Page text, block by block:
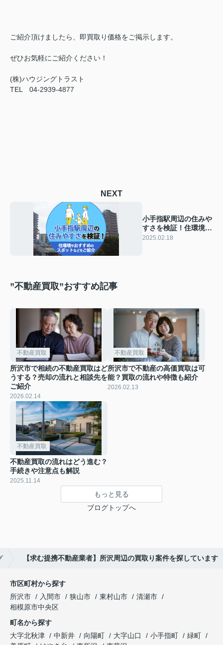
ご紹介頂けましたら、即買取り価格をご掲示します。
ぜひお気軽にご紹介ください！
(株)ハウジングトラスト
TEL 04-2939-4877
NEXT
小手指駅周辺の住みや
すさを検証！住環境や
おすすめのスポットな
2025.02.18
”不動産買取”おすすめ記事
不動産買取
所沢市で相続の不動産買取はど
うする？売却の流れと相談先を
ご紹介
2026.02.14
不動産買取
所沢市で不動産の高価買取は可
能？買取の流れや特徴も紹介
2026.02.13
不動産買取
不動産買取の流れはどう進む？
手続きや注意点も解説
2025.11.14
もっと見る
ブログトップへ
【求む提携不動産業者】所沢周辺の買取り案件を探しています
市区町村から探す
所沢市
入間市 狭山市 東村山市
清瀬市
相模原市中央区
町名から探す
大字北秋津
中新井 向陽町 大字山口 小手指町
緑町